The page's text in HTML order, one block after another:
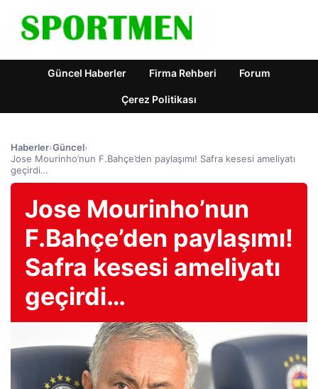
Güncel Haberler Firma Rehberi Forum
Çerez Politikası
Haberler›Güncel›
Jose Mourinho’nun F.Bahçe’den paylaşımı! Safra kesesi ameliyatı
geçirdi…
Jose Mourinho’nun
F.Bahçe’den paylaşımı!
Safra kesesi ameliyatı
geçirdi…